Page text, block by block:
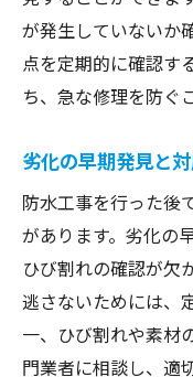
が発生していないか
点を定期的に確認す
ち、急な修理を防ぐ
劣化の早期発見と
防水工事を行った後
があります。劣化の
ひび割れの確認が欠
逃さないためには、
一、ひび割れや素材
門業者に相談し、適